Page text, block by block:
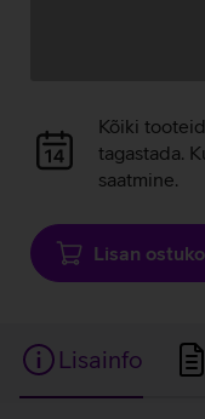
Andmete
laadimine
Kõiki
tagastada.
saatmine.
Lisan
Lisainfo